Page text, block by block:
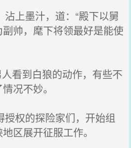
上墨汁，道：“殿下以舅
帅，麾下将领最好是能使
看到白狼的动作，有些不
况不妙。
权的探险家们，开始组
区展开征服工作。